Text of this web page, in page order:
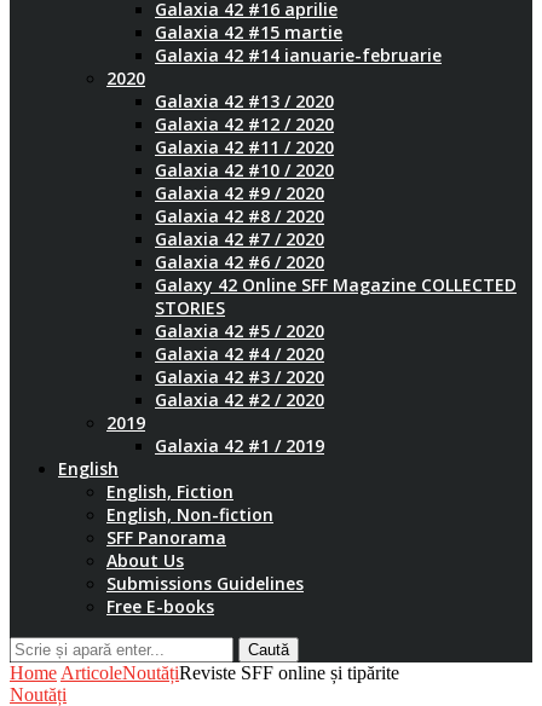
Galaxia 42 #16 aprilie
Galaxia 42 #15 martie
Galaxia 42 #14 ianuarie-februarie
2020
Galaxia 42 #13 / 2020
Galaxia 42 #12 / 2020
Galaxia 42 #11 / 2020
Galaxia 42 #10 / 2020
Galaxia 42 #9 / 2020
Galaxia 42 #8 / 2020
Galaxia 42 #7 / 2020
Galaxia 42 #6 / 2020
Galaxy 42 Online SFF Magazine COLLECTED
STORIES
Galaxia 42 #5 / 2020
Galaxia 42 #4 / 2020
Galaxia 42 #3 / 2020
Galaxia 42 #2 / 2020
2019
Galaxia 42 #1 / 2019
English
English, Fiction
English, Non-fiction
SFF Panorama
About Us
Submissions Guidelines
Free E-books
Caută
Home ArticoleNoutățiReviste SFF online și tipărite
Noutăți